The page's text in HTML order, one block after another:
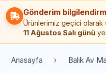
Gönderim
Ürünlerimiz geçici olarak
11 Ağustos Salı günü
Anasayfa Balık Av